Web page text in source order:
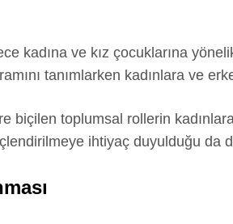
kadına ve kız çocuklarına
tanımlarken kadınlara ve
biçilen toplumsal rollerin
ihtiyaç duyulduğu da